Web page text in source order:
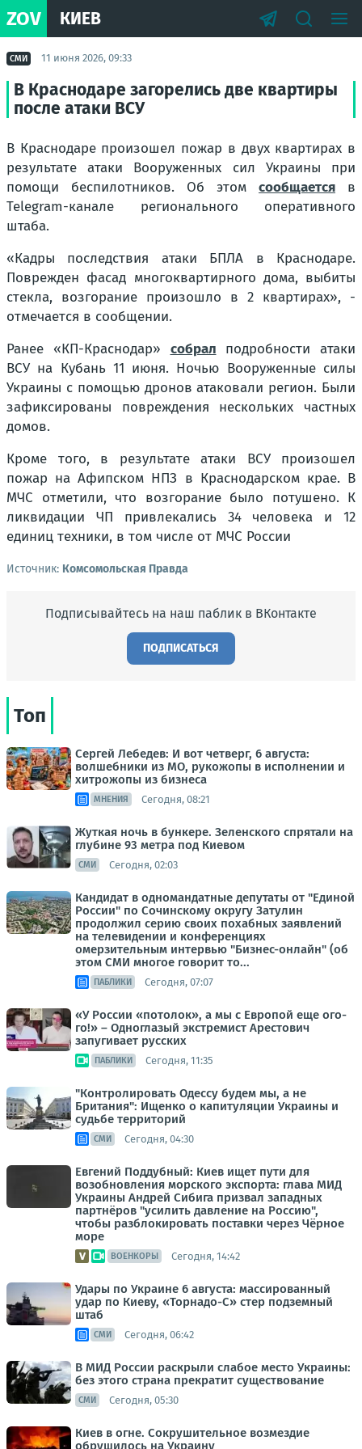
ZOV КИЕВ
СМИ 11 июня 2026, 09:33
В Краснодаре загорелись две квартиры
после атаки ВСУ
В Краснодаре произошел пожар в двух квартирах в
результате атаки Вооруженных сил Украины при
помощи беспилотников. Об этом сообщается в
Telegram-канале регионального оперативного
штаба.
«Кадры последствия атаки БПЛА в Краснодаре.
Поврежден фасад многоквартирного дома, выбиты
стекла, возгорание произошло в 2 квартирах», -
отмечается в сообщении.
Ранее «КП-Краснодар» собрал подробности атаки
ВСУ на Кубань 11 июня. Ночью Вооруженные силы
Украины с помощью дронов атаковали регион. Были
зафиксированы повреждения нескольких частных
домов.
Кроме того, в результате атаки ВСУ произошел
пожар на Афипском НПЗ в Краснодарском крае. В
МЧС отметили, что возгорание было потушено. К
ликвидации ЧП привлекались 34 человека и 12
единиц техники, в том числе от МЧС России
Источник: Комсомольская Правда
Подписывайтесь на наш паблик в ВКонтакте
ПОДПИСАТЬСЯ
Топ
Сергей Лебедев: И вот четверг, 6 августа:
волшебники из МО, рукожопы в исполнении и
хитрожопы из бизнеса
МНЕНИЯ Сегодня, 08:21
Жуткая ночь в бункере. Зеленского спрятали на
глубине 93 метра под Киевом
СМИ Сегодня, 02:03
Кандидат в одномандатные депутаты от "Единой
России" по Сочинскому округу Затулин
продолжил серию своих похабных заявлений
на телевидении и конференциях
омерзительным интервью "Бизнес-онлайн" (об
этом СМИ многое говорит то...
ПАБЛИКИ Сегодня, 07:07
«У России «потолок», а мы с Европой еще ого-
го!» – Одноглазый экстремист Арестович
запугивает русских
ПАБЛИКИ Сегодня, 11:35
"Контролировать Одессу будем мы, а не
Британия": Ищенко о капитуляции Украины и
судьбе территорий
СМИ Сегодня, 04:30
Евгений Поддубный: Киев ищет пути для
возобновления морского экспорта: глава МИД
Украины Андрей Сибига призвал западных
партнёров "усилить давление на Россию",
чтобы разблокировать поставки через Чёрное
море
ВОЕНКОРЫ Сегодня, 14:42
Удары по Украине 6 августа: массированный
удар по Киеву, «Торнадо-С» стер подземный
штаб
СМИ Сегодня, 06:42
В МИД России раскрыли слабое место Украины:
без этого страна прекратит существование
СМИ Сегодня, 05:30
Киев в огне. Сокрушительное возмездие
обрушилось на Украину